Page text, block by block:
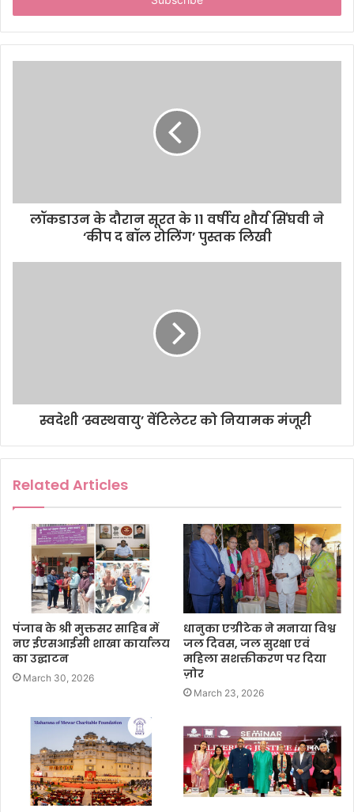
r
y
लॉकडाउन के दौरान सूरत के 11 वर्षीय शौर्य सिंघवी ने
‘कीप द बॉल रोलिंग’ पुस्तक लिखी
स्वदेशी ‘स्वस्थवायु’ वेंटिलेटर को नियामक मंजूरी
Related Articles
पंजाब के श्री मुक्तसर साहिब में
नए ईएसआईसी शाखा कार्यालय
का उद्घाटन
March 30, 2026
धानुका एग्रीटेक ने मनाया विश्व
जल दिवस, जल सुरक्षा एवं
महिला सशक्तीकरण पर दिया
ज़ोर
March 23, 2026